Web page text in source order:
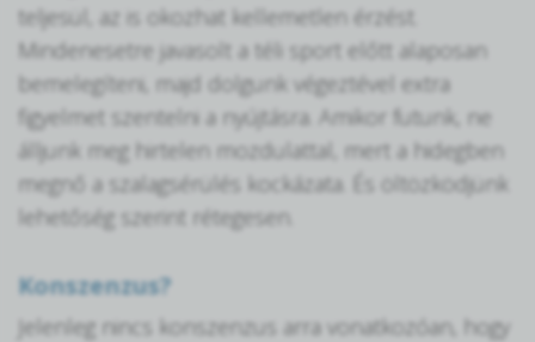
teljesül, az is okozhat kellemetlen érzést.
Mindenesetre javasolt a téli sport előtt alaposan
bemelegíteni, majd dolgunk végeztével extra
figyelmet szentelni a nyújtásra. Amikor futunk, ne
álljunk meg hirtelen mozdulattal, mert a hidegben
megnő a szalagsérülés kockázata. És öltözködjünk
lehetőség szerint rétegesen.
Konszenzus?
Jelenleg nincs konszenzus arra vonatkozóan, hogy